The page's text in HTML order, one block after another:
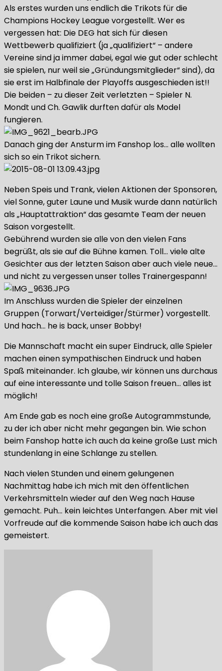
Als erstes wurden uns endlich die Trikots für die
Champions Hockey League vorgestellt. Wer es
vergessen hat: Die DEG hat sich für diesen
Wettbewerb qualifiziert (ja „qualifiziert“ – andere
Vereine sind ja immer dabei, egal wie gut oder schlecht
sie spielen, nur weil sie „Gründungsmitglieder“ sind), da
sie erst im Halbfinale der Playoffs ausgeschieden ist!!
Die beiden – zu dieser Zeit verletzten – Spieler N.
Mondt und Ch. Gawlik durften dafür als Model
fungieren.
Danach ging der Ansturm im Fanshop los… alle wollten
sich so ein Trikot sichern.
Neben Speis und Trank, vielen Aktionen der Sponsoren,
viel Sonne, guter Laune und Musik wurde dann natürlich
als „Hauptattraktion“ das gesamte Team der neuen
Saison vorgestellt.
Gebührend wurden sie alle von den vielen Fans
begrüßt, als sie auf die Bühne kamen. Toll… viele alte
Gesichter aus der letzten Saison aber auch viele neue…
und nicht zu vergessen unser tolles Trainergespann!
Im Anschluss wurden die Spieler der einzelnen
Gruppen (Torwart/Verteidiger/Stürmer) vorgestellt.
Und hach… he is back, unser Bobby!
Die Mannschaft macht ein super Eindruck, alle Spieler
machen einen sympathischen Eindruck und haben
Spaß miteinander. Ich glaube, wir können uns durchaus
auf eine interessante und tolle Saison freuen… alles ist
möglich!
Am Ende gab es noch eine große Autogrammstunde,
zu der ich aber nicht mehr gegangen bin. Wie schon
beim Fanshop hatte ich auch da keine große Lust mich
stundenlang in eine Schlange zu stellen.
Nach vielen Stunden und einem gelungenen
Nachmittag habe ich mich mit den öffentlichen
Verkehrsmitteln wieder auf den Weg nach Hause
gemacht. Puh… kein leichtes Unterfangen. Aber mit viel
Vorfreude auf die kommende Saison habe ich auch das
gemeistert.